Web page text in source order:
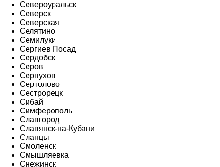
Североуральск
Северск
Северская
Селятино
Семилуки
Сергиев Посад
Сердобск
Серов
Серпухов
Сертолово
Сестрорецк
Сибай
Симферополь
Славгород
Славянск-на-Кубани
Сланцы
Смоленск
Смышляевка
Снежинск